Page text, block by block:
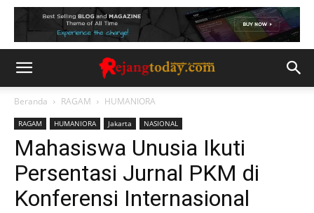
Beranda RAGAM HUMANIORA
RAGAM HUMANIORA Jakarta NASIONAL
Mahasiswa Unusia Ikuti
Persentasi Jurnal PKM di
Konferensi Internasional